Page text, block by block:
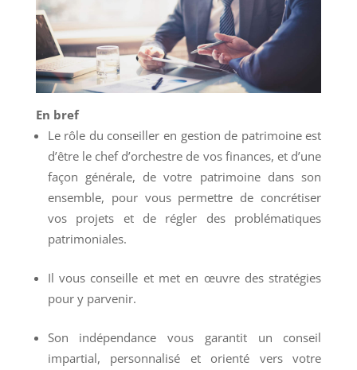
En bref
Le rôle du conseiller en gestion de patrimoine est
d’être le chef d’orchestre de vos finances, et d’une
façon générale, de votre patrimoine dans son
ensemble, pour vous permettre de concrétiser
vos projets et de régler des problématiques
patrimoniales.
Il vous conseille et met en œuvre des stratégies
pour y parvenir.
Son indépendance vous garantit un conseil
impartial, personnalisé et orienté vers votre